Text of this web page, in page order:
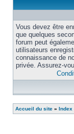
Vous devez être
que quelques
forum peut
utilisateurs
connaissance de
privée. Assurez-
Accueil du site » Index